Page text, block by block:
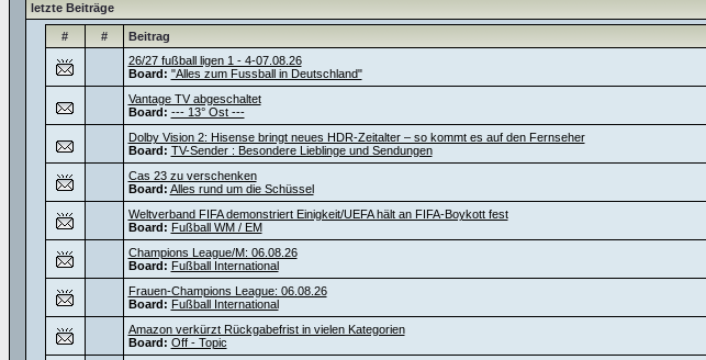
letzte Beiträge
# # Beitrag
26/27 fußball ligen 1 - 4-07.08.26
Board: "Alles zum Fussball in Deutschland"
Vantage TV abgeschaltet
Board: --- 13° Ost ---
Dolby Vision 2: Hisense bringt neues HDR-Zeitalter – so kommt es auf den Fernseher
Board: TV-Sender : Besondere Lieblinge und Sendungen
Cas 23 zu verschenken
Board: Alles rund um die Schüssel
Weltverband FIFA demonstriert Einigkeit/UEFA hält an FIFA-Boykott fest
Board: Fußball WM / EM
Champions League/M: 06.08.26
Board: Fußball International
Frauen-Champions League: 06.08.26
Board: Fußball International
Amazon verkürzt Rückgabefrist in vielen Kategorien
Board: Off - Topic